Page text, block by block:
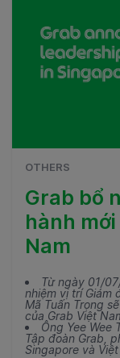
OTHERS
Grab bổ
hành
Nam
Từ ngày 01/
nhiệm vị trí Giám
Mã Tuấn Trọng
của Grab Việt
Ông Yee Wee
Tập đoàn Grab,
Singapore và Việt